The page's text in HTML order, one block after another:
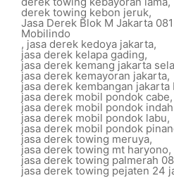
derek towing kebon jeruk,
Jasa Derek Blok M Jakarta
Mobilindo
, jasa derek kedoya jakarta,
jasa derek kelapa gading,
jasa derek kemang jakarta
jasa derek kemayoran jakarta,
jasa derek kembangan jakarta
jasa derek mobil pondok cabe,
jasa derek mobil pondok
jasa derek mobil pondok labu,
jasa derek mobil pondok
jasa derek towing meruya,
jasa derek towing mt haryono,
jasa derek towing palmerah
jasa derek towing pejaten 24